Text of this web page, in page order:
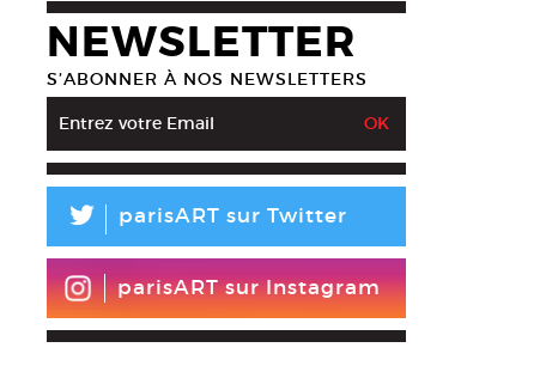
NEWSLETTER
S’ABONNER À NOS NEWSLETTERS
L parisART sur Twitter
parisART sur Instagram